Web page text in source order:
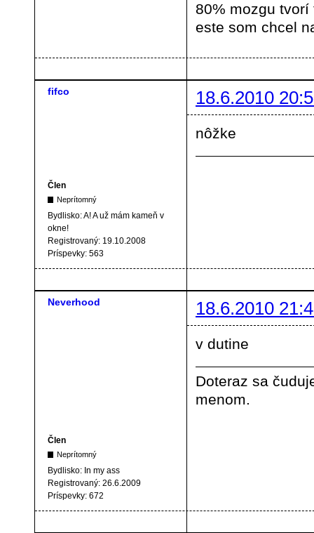
80% mozgu
este som chcel
fifco 18.6.2010
Člen
Neprítomný
Bydlisko:A! A už mám kameň v
okne!
Registrovaný: 19.10.2008
Príspevky: 563
nôžke
Neverhood 18.6.2010
Člen
Neprítomný
Bydlisko: In my ass
Registrovaný: 26.6.2009
Príspevky: 672
v dutine
Doteraz sa
menom.